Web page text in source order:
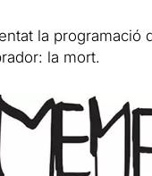
la programació
la mort.